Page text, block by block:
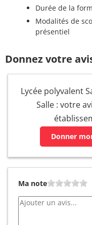
Durée de la
Modalités de
présentiel
Donnez votre
Lycée polyvalent
Salle : votre
Donner
Ma note